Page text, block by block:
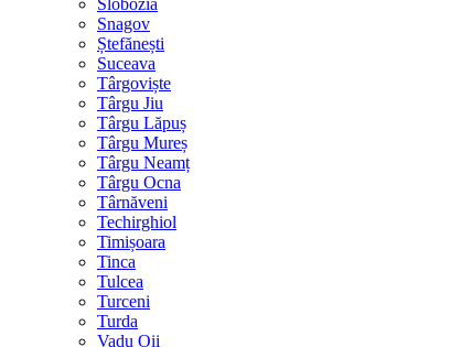
Slobozia
Snagov
Ștefănești
Suceava
Târgoviște
Târgu Jiu
Târgu Lăpuș
Târgu Mureș
Târgu Neamț
Târgu Ocna
Târnăveni
Techirghiol
Timișoara
Tinca
Tulcea
Turceni
Turda
Vadu Oii